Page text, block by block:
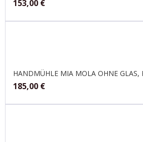
153,00 €
HANDMÜHLE MIA MOLA OHNE GLAS,
185,00 €